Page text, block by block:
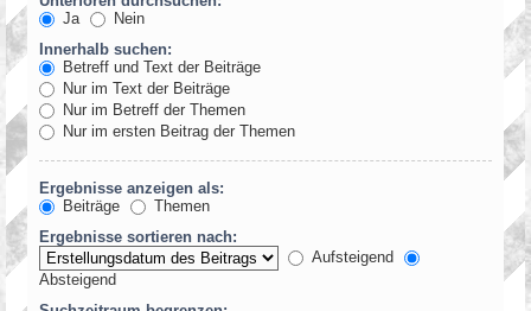
Ja
Nein
Innerhalb suchen:
Betreff und Text der Beiträge
Nur im Text der Beiträge
Nur im Betreff der Themen
Nur im ersten Beitrag der Themen
Ergebnisse anzeigen als:
Beiträge
Themen
Ergebnisse sortieren nach:
Aufsteigend
Absteigend